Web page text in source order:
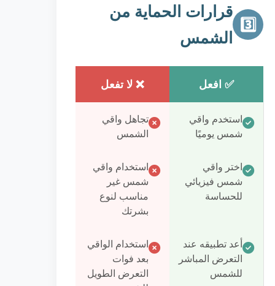
3️⃣
قرارات الحماية من
الشمس
✅ افعل ❌ لا تفعل
استخدم واقي
شمس يوميًا
تجاهل واقي
الشمس
اختر واقي
شمس فيزيائي
للحساسة
استخدام واقي
شمس غير
مناسب لنوع
بشرتك
أعد تطبيقه عند
التعرض المباشر
للشمس
استخدام الواقي
بعد فوات
التعرض الطويل